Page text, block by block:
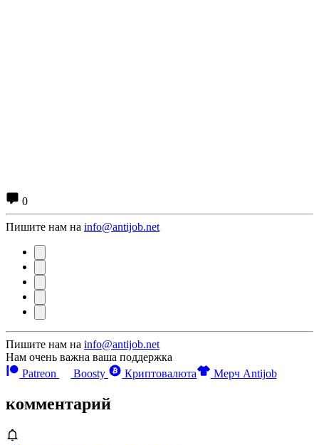
0
Пишите нам на info@antijob.net
Пишите нам на info@antijob.net
Нам очень важна ваша поддержка
Patreon
Boosty Криптовалюта Мерч Antijob
комментарий